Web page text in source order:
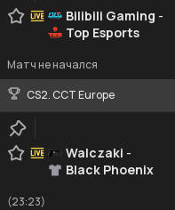
Bilibili Gaming -
Top Esports
Матч не начался
CS2. CCT Europe
Walczaki -
Black Phoenix
(23:23)